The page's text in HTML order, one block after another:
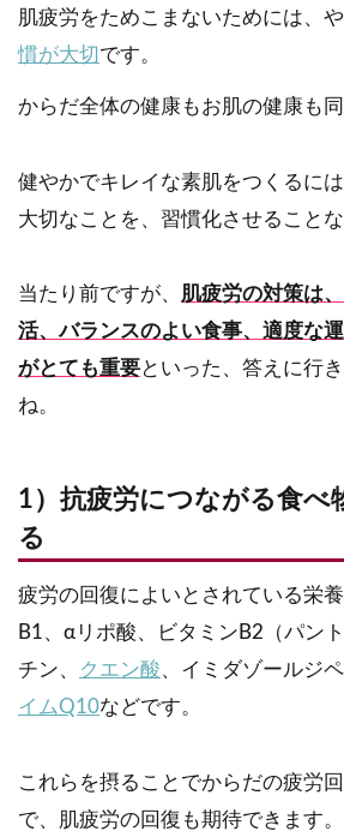
肌疲労をためこまないためには、や
慣が大切 です。
からだ全体の健康もお肌の健康も同
健やかでキレイな素肌をつくるに
大切なことを、習慣化させることな
当たり前ですが、 肌疲労の対策は
活、バランスのよい食事、適度な
がとても重要といった、答えに行
ね。
1）抗疲労につながる食べ
る
疲労の回復によいとされている栄
B1、αリポ酸、ビタミンB2（パン
チン、
クエン酸、イミダゾールジペ
イムQ10などです。
これらを摂ることでからだの疲労
で、肌疲労の回復も期待できます。